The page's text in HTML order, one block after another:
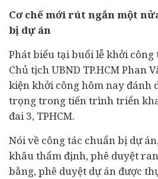
Cơ chế mới rút ngắn một
bị dự án
Phát biểu tại buổi lễ khởi công
Chủ tịch UBND TP.HCM Phan
kiện khởi công hôm nay đánh
trọng trong tiến trình triển
đai 3, TPHCM.
Nói về công tác chuẩn bị dự
khâu thẩm định, phê duyệt
bằng, phê duyệt dự án được